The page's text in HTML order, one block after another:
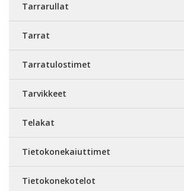
Tarrarullat
Tarrat
Tarratulostimet
Tarvikkeet
Telakat
Tietokonekaiuttimet
Tietokonekotelot